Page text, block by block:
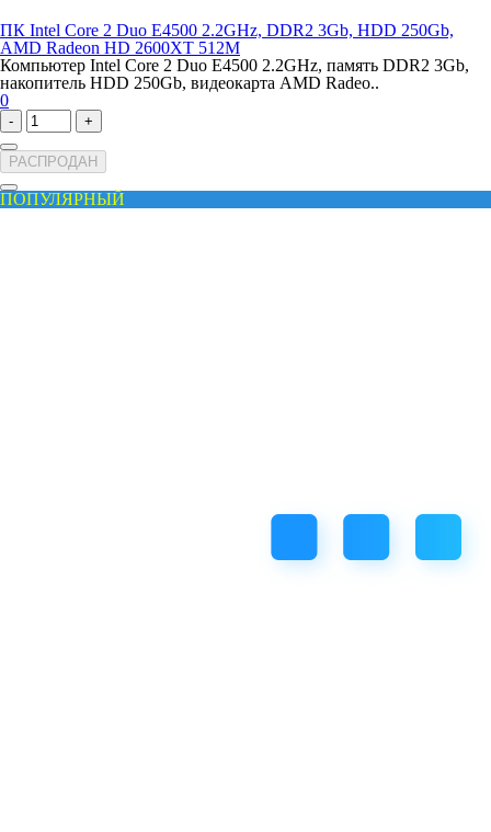
ПК Intel Core 2 Duo E4500 2.2GHz, DDR2 3Gb, HDD 250Gb,
AMD Radeon HD 2600XT 512M
Компьютер Intel Core 2 Duo E4500 2.2GHz, память DDR2 3Gb,
накопитель HDD 250Gb, видеокарта AMD Radeo..
0
- +
РАСПРОДАН
ПОПУЛЯРНЫЙ